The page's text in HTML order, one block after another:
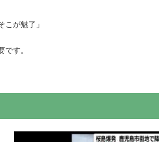
が魅了」
す。